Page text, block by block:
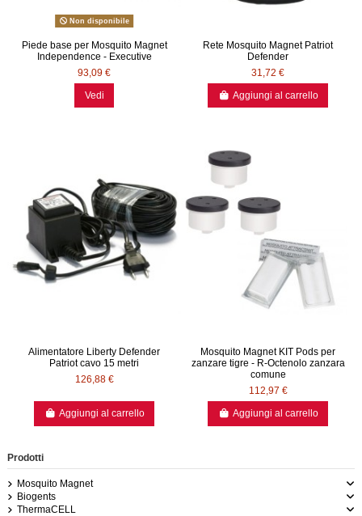
Non disponibile
Piede base per Mosquito Magnet
Independence - Executive
93,09 €
Vedi
Rete Mosquito Magnet Patriot
Defender
31,72 €
Aggiungi al carrello
Alimentatore Liberty Defender
Patriot cavo 15 metri
126,88 €
Aggiungi al carrello
Mosquito Magnet KIT Pods per
zanzare tigre - R-Octenolo zanzara
comune
112,97 €
Aggiungi al carrello
Prodotti
Mosquito Magnet
Biogents
ThermaCELL